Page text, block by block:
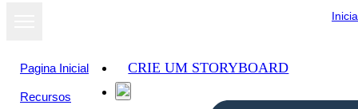
Pagina Inicial
Recursos
CRIE UM STORYBOARD